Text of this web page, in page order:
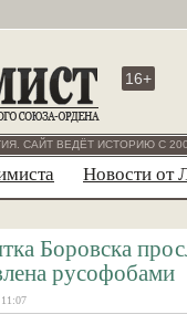
16+
САЙТ ВЕДЁТ ИСТОРИЮ С
Новости от
Боровска
русофобами